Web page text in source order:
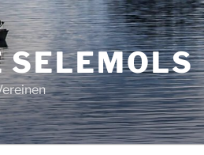
SELEMOLS